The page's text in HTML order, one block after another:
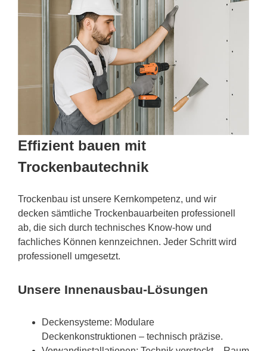
Effizient bauen mit
Trockenbautechnik
Trockenbau ist unsere Kernkompetenz, und wir
decken sämtliche Trockenbauarbeiten professionell
ab, die sich durch technisches Know-how und
fachliches Können kennzeichnen. Jeder Schritt wird
professionell umgesetzt.
Unsere Innenausbau-Lösungen
Deckensysteme: Modulare
Deckenkonstruktionen – technisch präzise.